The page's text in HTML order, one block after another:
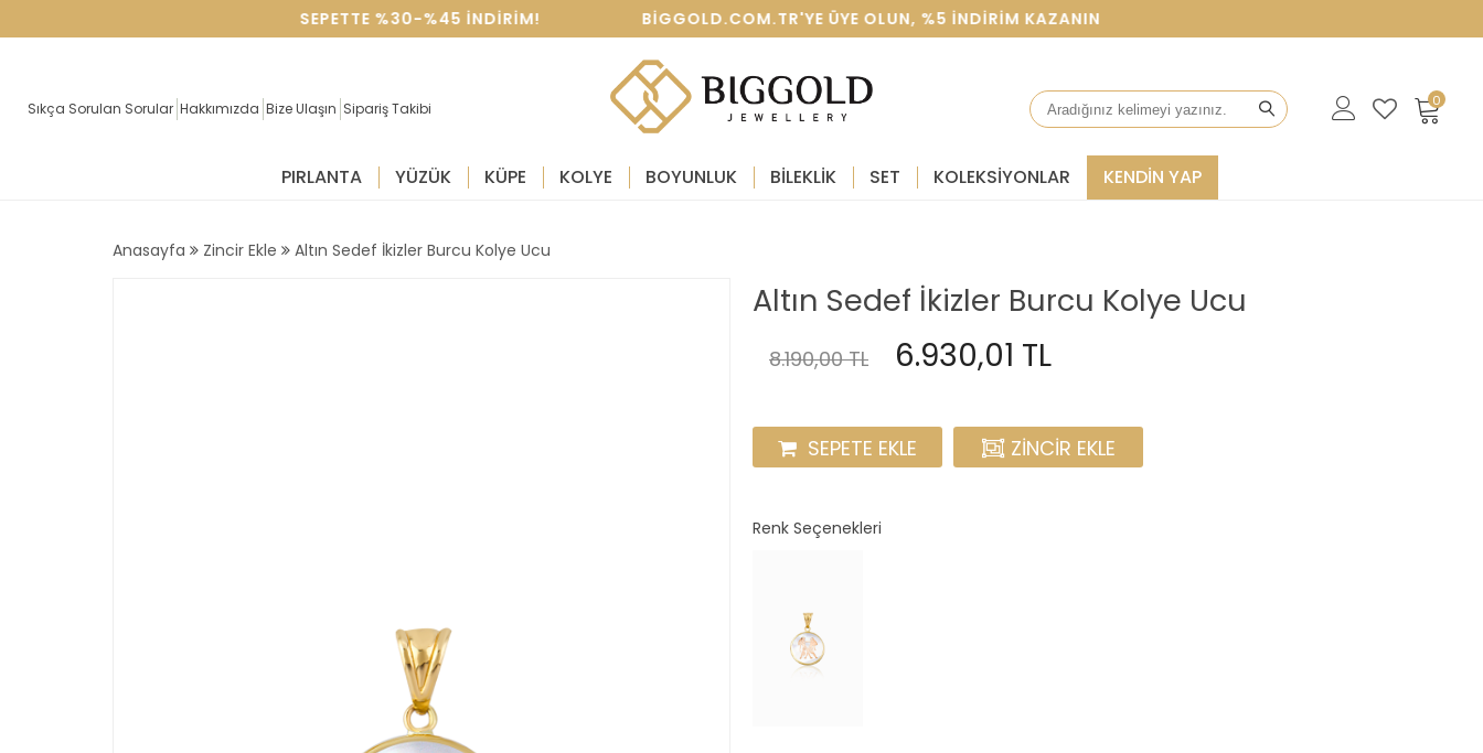
SEVGILILER GÜNÜNE ÖZEL SEPETTE %30-%45 INDIRIM! BIGGOLD.COM.TR'YE ÜYE OLUN, %5 INDIRIM KAZANIN
Sıkça Sorulan Sorular Hakkımızda Bize Ulaşın Sipariş Takibi 0
PIRLANTA YÜZÜK KÜPE KOLYE BOYUNLUK BİLEKLİK SET KOLEKSIYONLAR KENDİN YAP
Anasayfa Zincir Ekle Altın Sedef İkizler Burcu Kolye Ucu
Altın Sedef İkizler Burcu Kolye Ucu
8.190,00 TL 6.930,01 TL
SEPETE EKLE ZINCIR EKLE
Renk Seçenekleri